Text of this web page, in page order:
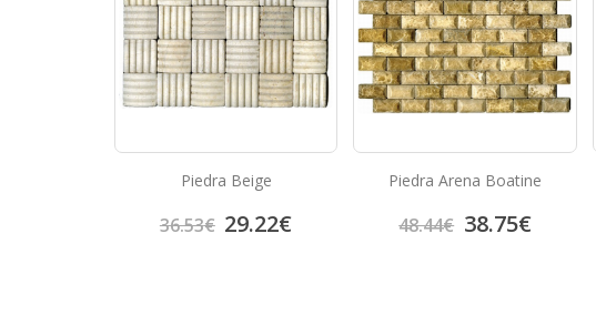
Piedra Beige
36.53€ 29.22€
Piedra Arena Boatine
48.44€ 38.75€